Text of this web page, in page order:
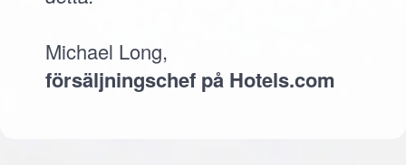
Michael Long,
försäljningschef på Hotels.com